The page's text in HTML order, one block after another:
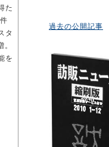
た
タ
を
過去の公開記事